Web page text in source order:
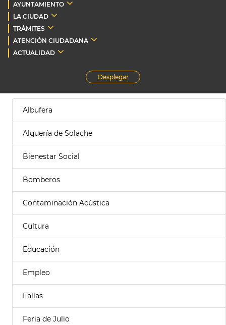
AYUNTAMIENTO
LA CIUDAD
TRÁMITES
ATENCIÓN CIUDADANA
ACTUALIDAD
Desplegar
Albufera
Alquería de Solache
Bienestar Social
Bomberos
Contaminación Acústica
Cultura
Educación
Empleo
Fallas
Feria de Julio